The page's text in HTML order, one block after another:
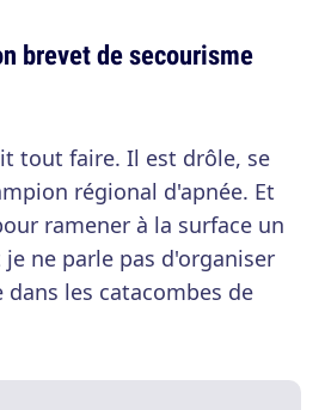
brevet de secourisme
tout faire. Il est drôle, se
régional d'apnée. Et
ramener à la surface un
ne parle pas d'organiser
les catacombes de